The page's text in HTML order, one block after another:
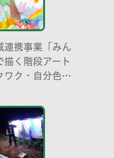
連携事業「みん
描く階段アート
ワク・自分色の